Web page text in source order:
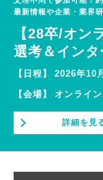
最新情報や企業・業界
【28卒/オン
選考＆インタ
【日程】
2026年10
【会場】
オンライン
詳細を見